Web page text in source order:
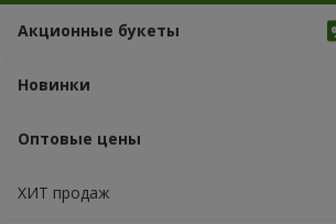
Акционные букеты
Новинки
Оптовые цены
ХИТ продаж